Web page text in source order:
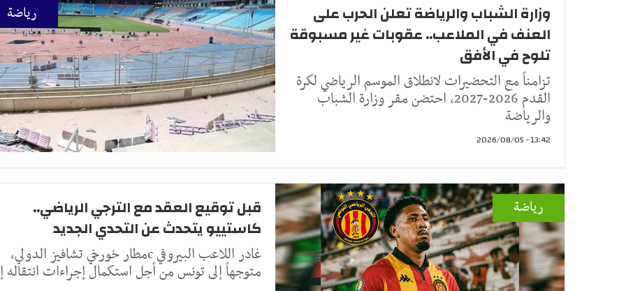
رياضة
وزارة الشباب والرياضة تعلن الحرب على
العنف في الملاعب.. عقوبات غير مسبوقة
تلوح في الأفق
تزامناً مع التحضيرات لانطلاق الموسم الرياضي لكرة
القدم 2026-2027، احتضن مقر وزارة الشباب
والرياضة
13:42 - 2026/08/05
رياضة
قبل توقيع العقد مع الترجي الرياضي..
كاستييو يتحدث عن التحدي الجديد
غادر اللاعب البيروفي cمطار خورخي تشافيز الدولي،
متوجهاً إلى تونس من أجل استكمال إجراءات انتقاله إ